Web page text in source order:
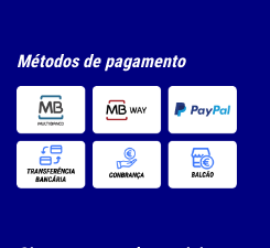
Métodos de pagamento